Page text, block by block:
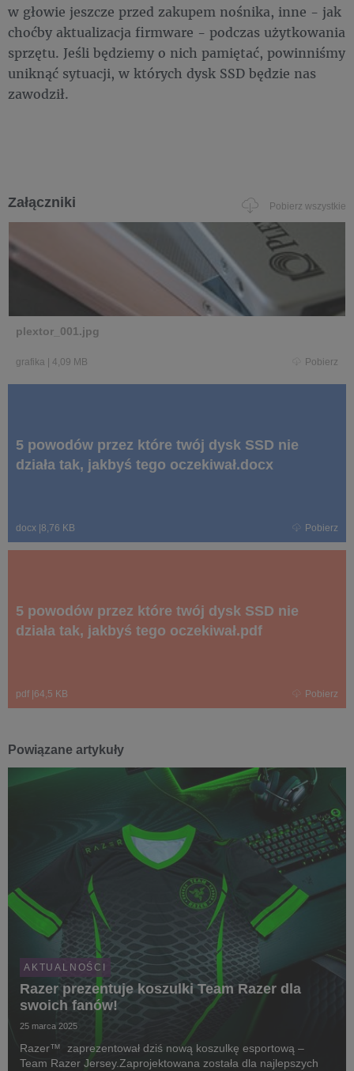
w głowie jeszcze przed zakupem nośnika, inne - jak
choćby aktualizacja firmware - podczas użytkowania
sprzętu. Jeśli będziemy o nich pamiętać, powinniśmy
uniknąć sytuacji, w których dysk SSD będzie nas
zawodził.
Załączniki Pobierz wszystkie
plextor_001.jpg
grafika 4,09 MB Pobierz
5 powodów przez które twój dysk SSD nie
działa tak, jakbyś tego oczekiwał.docx
docx 8,76 KB Pobierz
5 powodów przez które twój dysk SSD nie
działa tak, jakbyś tego oczekiwał.pdf
pdf 64,5 KB Pobierz
Powiązane artykuły
AKTUALNOŚCI
Razer prezentuje koszulki Team Razer dla
swoich fanów!
25 marca 2025
Razer™ zaprezentował dziś nową koszulkę esportową –
Team Razer Jersey.Zaprojektowana została dla najlepszych